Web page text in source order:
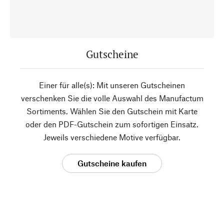
Gutscheine
Einer für alle(s): Mit unseren Gutscheinen
verschenken Sie die volle Auswahl des Manufactum
Sortiments. Wählen Sie den Gutschein mit Karte
oder den PDF-Gutschein zum sofortigen Einsatz.
Jeweils verschiedene Motive verfügbar.
Gutscheine kaufen